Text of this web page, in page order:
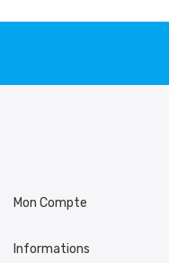
Mon Compte
Informations